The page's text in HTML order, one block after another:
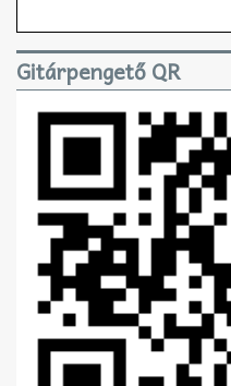
Gitárpengető QR